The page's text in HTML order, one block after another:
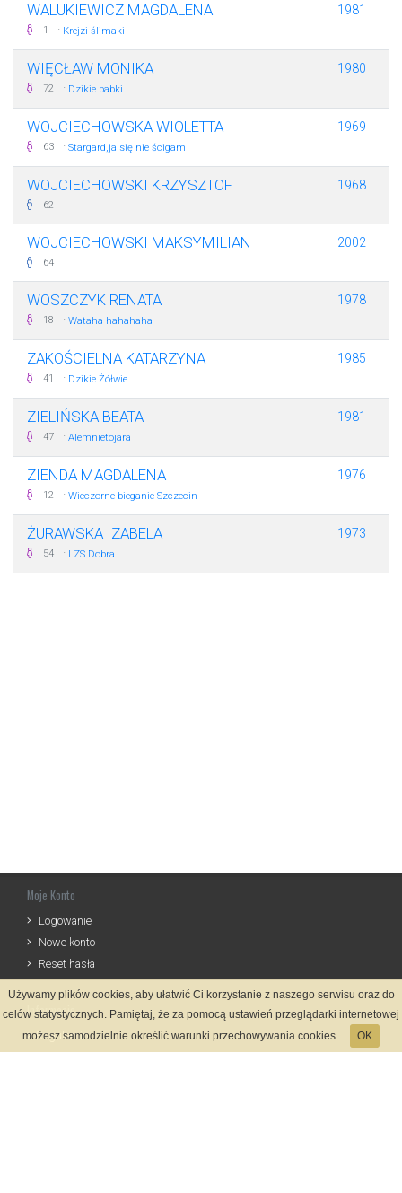
WALUKIEWICZ MAGDALENA
1 · Krejzi ślimaki
1981
WIĘCŁAW MONIKA
72 · Dzikie babki
1980
WOJCIECHOWSKA WIOLETTA
63 · Stargard,ja się nie ścigam
1969
WOJCIECHOWSKI KRZYSZTOF
62
1968
WOJCIECHOWSKI MAKSYMILIAN
64
2002
WOSZCZYK RENATA
18 · Wataha hahahaha
1978
ZAKOŚCIELNA KATARZYNA
41 · Dzikie Żółwie
1985
ZIELIŃSKA BEATA
47 · Alemnietojara
1981
ZIENDA MAGDALENA
12 · Wieczorne bieganie Szczecin
1976
ŻURAWSKA IZABELA
54 · LZS Dobra
1973
Moje Konto
Logowanie
Nowe konto
Reset hasła
Informacje
Regulamin
Używamy plików cookies, aby ułatwić Ci korzystanie z naszego serwisu oraz do
celów statystycznych. Pamiętaj, że za pomocą ustawień przeglądarki internetowej
możesz samodzielnie określić warunki przechowywania cookies.
OK